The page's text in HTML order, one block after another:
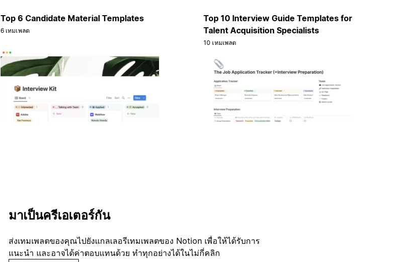
Top 6 Candidate Material Templates
6 เทมเพลต
Top 10 Interview Guide Templates for
Talent Acquisition Specialists
10 เทมเพลต
มาเป็นครีเอเตอร์กัน
ส่งเทมเพลตของคุณไปยังแกลเลอรีเทมเพลตของ Notion เพื่อให้ได้รับการ
แนะนำ และอาจได้ค่าตอบแทนด้วย ทำทุกอย่างได้ในไม่กี่คลิก